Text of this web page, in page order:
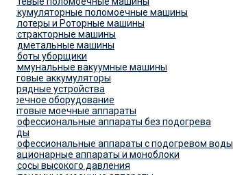
Аккумуляторные поломоечные машины
Полотеры и Роторные машины
Экстракторные машины
Подметальные машины
Роботы уборщики
Коммунальные вакуумные машины
Тяговые аккумуляторы
Зарядные устройства
Моечное оборудование
Бытовые моечные аппараты
Профессиональные аппараты без подогрева
воды
Профессиональные аппараты с подогревом воды
Стационарные аппараты и моноблоки
Насосы высокого давления